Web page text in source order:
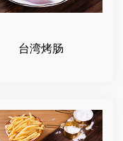
台湾烤肠